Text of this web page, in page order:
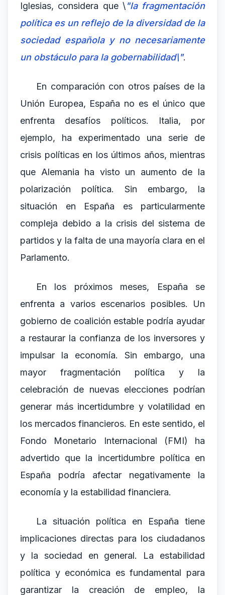
Iglesias, considera que \"la fragmentación
política es un reflejo de la diversidad de la
sociedad española y no necesariamente
un obstáculo para la gobernabilidad\".
En comparación con otros países de la
Unión Europea, España no es el único que
enfrenta desafíos políticos. Italia, por
ejemplo, ha experimentado una serie de
crisis políticas en los últimos años, mientras
que Alemania ha visto un aumento de la
polarización política. Sin embargo, la
situación en España es particularmente
compleja debido a la crisis del sistema de
partidos y la falta de una mayoría clara en el
Parlamento.
En los próximos meses, España se
enfrenta a varios escenarios posibles. Un
gobierno de coalición estable podría ayudar
a restaurar la confianza de los inversores y
impulsar la economía. Sin embargo, una
mayor fragmentación política y la
celebración de nuevas elecciones podrían
generar más incertidumbre y volatilidad en
los mercados financieros. En este sentido, el
Fondo Monetario Internacional (FMI) ha
advertido que la incertidumbre política en
España podría afectar negativamente la
economía y la estabilidad financiera.
La situación política en España tiene
implicaciones directas para los ciudadanos
y la sociedad en general. La estabilidad
política y económica es fundamental para
garantizar la creación de empleo, la